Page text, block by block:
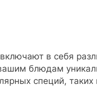
в себя
блюдам
специй,